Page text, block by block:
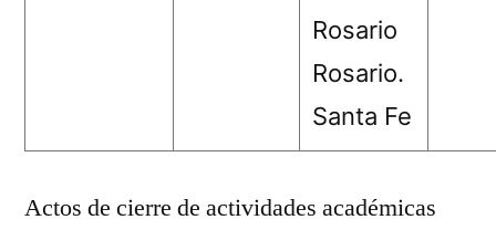
Rosario
Rosario.
Santa Fe
Actos de cierre de actividades académicas